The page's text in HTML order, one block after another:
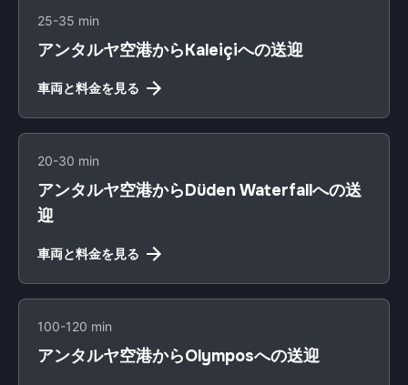
25-35 min
アンタルヤ空港からKaleiçiへの送迎
車両と料金を見る
20-30 min
アンタルヤ空港からDüden Waterfallへの送
迎
車両と料金を見る
100-120 min
アンタルヤ空港からOlymposへの送迎